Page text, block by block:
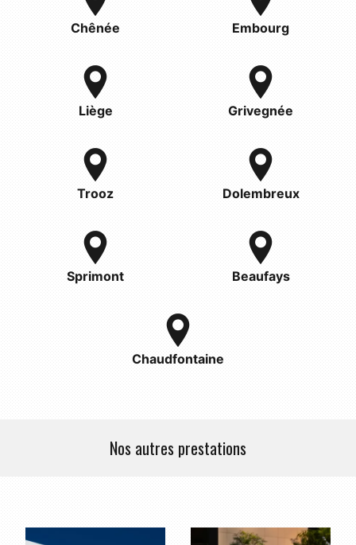
Chênée Embourg
Liège Grivegnée
Trooz Dolembreux
Sprimont Beaufays
Chaudfontaine
Nos autres prestations